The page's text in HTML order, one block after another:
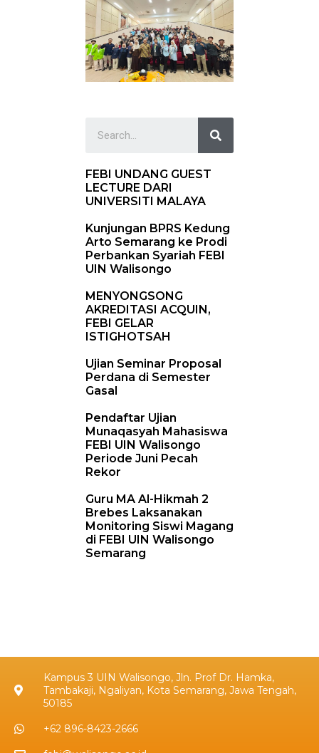
FEBI UNDANG GUEST
LECTURE DARI
UNIVERSITI MALAYA
Kunjungan BPRS Kedung
Arto Semarang ke Prodi
Perbankan Syariah FEBI
UIN Walisongo
MENYONGSONG
AKREDITASI ACQUIN,
FEBI GELAR
ISTIGHOTSAH
Ujian Seminar Proposal
Perdana di Semester
Gasal
Pendaftar Ujian
Munaqasyah Mahasiswa
FEBI UIN Walisongo
Periode Juni Pecah
Rekor
Guru MA Al-Hikmah 2
Brebes Laksanakan
Monitoring Siswi Magang
di FEBI UIN Walisongo
Semarang
Kampus 3 UIN Walisongo, Jln. Prof Dr. Hamka,
Tambakaji, Ngaliyan, Kota Semarang, Jawa Tengah,
50185
+62 896-8423-2666